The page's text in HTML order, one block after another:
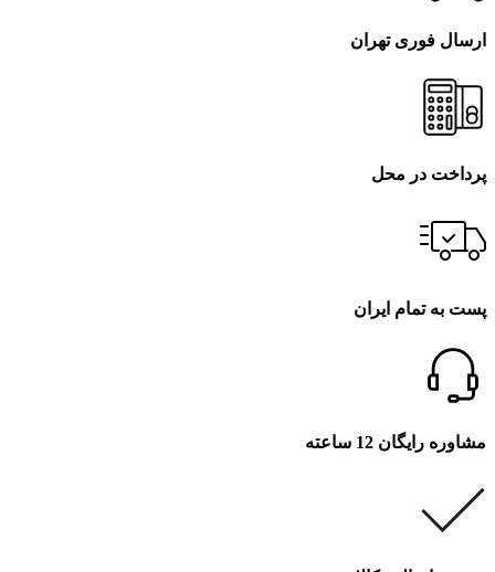
ارسال فوری تهران
پرداخت در محل
پست به تمام ایران
مشاوره رایگان 12 ساعته